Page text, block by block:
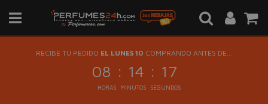
RECIBE TU PEDIDO EL LUNES 10 COMPRANDO ANTES DE...
08 : 14 : 16
HORAS MINUTOS SEGUNDOS